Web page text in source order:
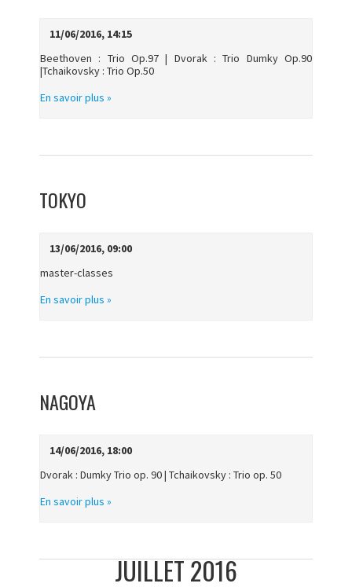
11/06/2016, 14:15
Beethoven : Trio Op.97 | Dvorak : Trio Dumky Op.90
|Tchaikovsky : Trio Op.50
En savoir plus »
TOKYO
13/06/2016, 09:00
master-classes
En savoir plus »
NAGOYA
14/06/2016, 18:00
Dvorak : Dumky Trio op. 90 | Tchaikovsky : Trio op. 50
En savoir plus »
JUILLET 2016